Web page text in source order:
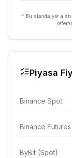
* Bu alanda yer alan
Piyasa
Binance Spot
Binance
ByBit (Spot)